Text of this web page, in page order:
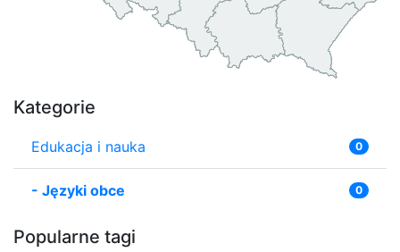
Kategorie
Edukacja i nauka 0
- Języki obce 0
Popularne tagi